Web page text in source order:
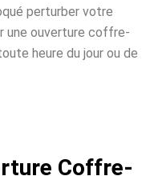
perturber votre
une ouverture coffre-
heure du jour ou de
Coffre-